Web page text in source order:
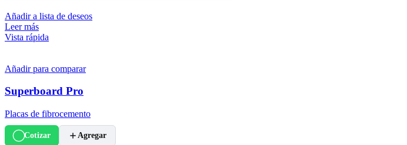
Añadir a lista de deseos
Leer más
Vista rápida
Añadir para comparar
Superboard Pro
Placas de fibrocemento
Cotizar Agregar